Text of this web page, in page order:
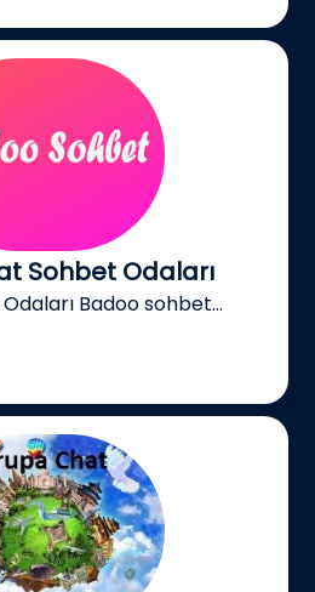
Sohbet Odaları
Badoo sohbet...